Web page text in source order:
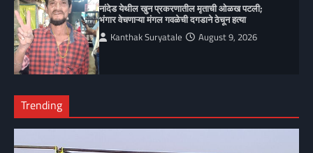
नांदेड येथील खुन प्रकरणातील मृताची ओळख पटली;
भंगार वेचणाऱ्या मंगल गवळेची दगडाने ठेचून हत्या
Kanthak Suryatale August 9, 2026
Trending